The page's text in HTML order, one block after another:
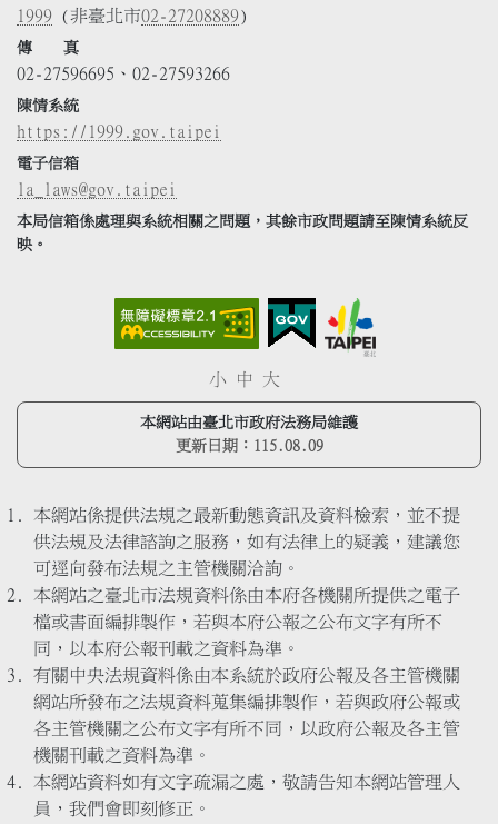
1999 (非臺北市02-27208889)
傳 真
02-27596695、02-27593266
陳情系統
https://1999.gov.taipei
電子信箱
la_laws@gov.taipei
本局信箱係處理與系統相關之問題，其餘市政問題請至陳情系統反
映。
小 中 大
本網站由臺北市政府法務局維護
更新日期： 115.08.09
本網站係提供法規之最新動態資訊及資料檢索，並不提
供法規及法律諮詢之服務，如有法律上的疑義，建議您
可逕向發布法規之主管機關洽詢。
本網站之臺北市法規資料係由本府各機關所提供之電子
檔或書面編排製作，若與本府公報之公布文字有所不
同，以本府公報刊載之資料為準。
有關中央法規資料係由本系統於政府公報及各主管機關
網站所發布之法規資料蒐集編排製作，若與政府公報或
各主管機關之公布文字有所不同，以政府公報及各主管
機關刊載之資料為準。
本網站資料如有文字疏漏之處，敬請告知本網站管理人
員，我們會即刻修正。